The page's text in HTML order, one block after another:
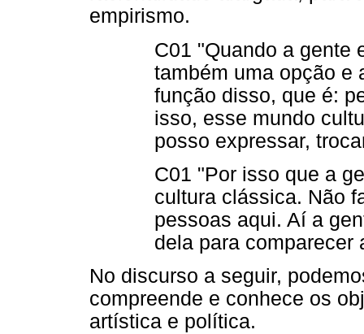
empirismo.
C01 "Quando a gente
também uma opção e
função disso, que é:
isso, esse mundo
posso expressar,
C01 "Por isso que a
cultura clássica. Não
pessoas aqui. Aí a
dela para comparecer
No discurso a seguir,
compreende e conhece os
artística e política.